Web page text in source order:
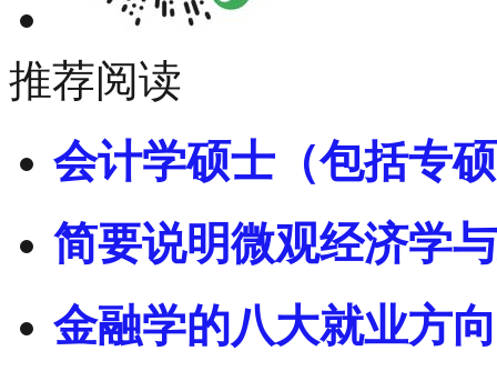
推荐阅读
会计学硕士（包括专
简要说明微观经济学
金融学的八大就业方